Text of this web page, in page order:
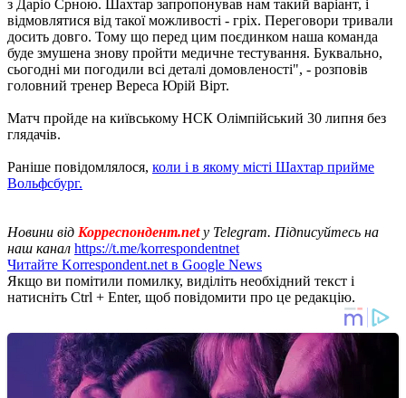
з Даріо Срною. Шахтар запропонував нам такий варіант, і
відмовлятися від такої можливості - гріх. Переговори тривали
досить довго. Тому що перед цим поєдинком наша команда
буде змушена знову пройти медичне тестування. Буквально,
сьогодні ми погодили всі деталі домовленості", - розповів
головний тренер Вереса Юрій Вірт.
Матч пройде на київському НСК Олімпійський 30 липня без
глядачів.
Раніше повідомлялося, коли і в якому місті Шахтар прийме
Вольфсбург.
Новини від Корреспондент.net у Telegram. Підписуйтесь на
наш канал https://t.me/korrespondentnet
Читайте Korrespondent.net в Google News
Якщо ви помітили помилку, виділіть необхідний текст і
натисніть Ctrl + Enter, щоб повідомити про це редакцію.